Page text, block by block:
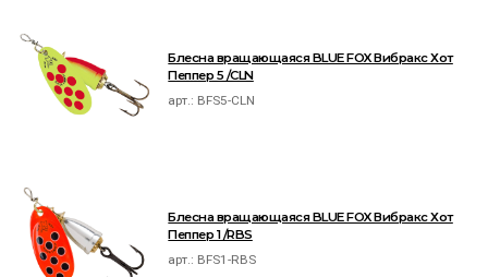
Блесна вращающаяся BLUE FOX Вибракс Хот
Пеппер 5 /CLN
арт.: BFS5-CLN
Блесна вращающаяся BLUE FOX Вибракс Хот
Пеппер 1 /RBS
арт.: BFS1-RBS